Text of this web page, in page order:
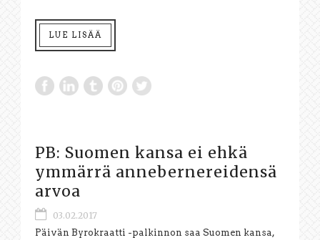
LUE LISÄÄ
PB: Suomen kansa ei ehkä
ymmärrä annebernereidensä
arvoa
03.02.2017
Päivän Byrokraatti -palkinnon saa Suomen kansa,